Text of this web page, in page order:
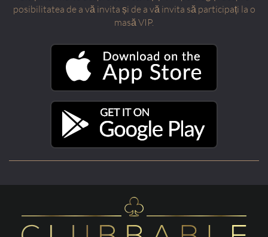
posibilitatea de a vă invita și de a vă invita să participați la o
masă VIP.